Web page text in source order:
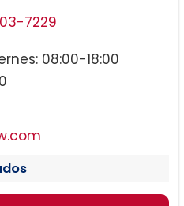
7229
08:00-18:00